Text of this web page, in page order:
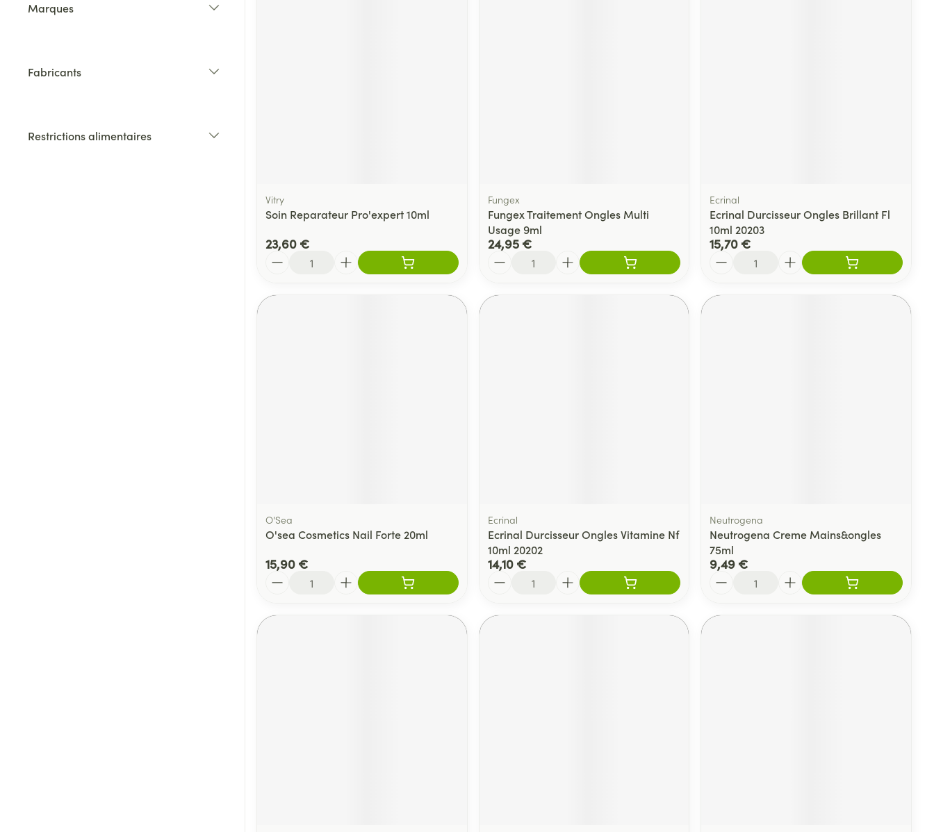
Marques
Fabricants
Restrictions alimentaires
Vitry
Soin Reparateur Pro'expert 10ml
23,60 €
Fungex
Fungex Traitement Ongles Multi
Usage 9ml
24,95 €
Ecrinal
Ecrinal Durcisseur Ongles Brillant Fl
10ml 20203
15,70 €
O'Sea
O'sea Cosmetics Nail Forte 20ml
15,90 €
Ecrinal
Ecrinal Durcisseur Ongles Vitamine Nf
10ml 20202
14,10 €
Neutrogena
Neutrogena Creme Mains&ongles
75ml
9,49 €